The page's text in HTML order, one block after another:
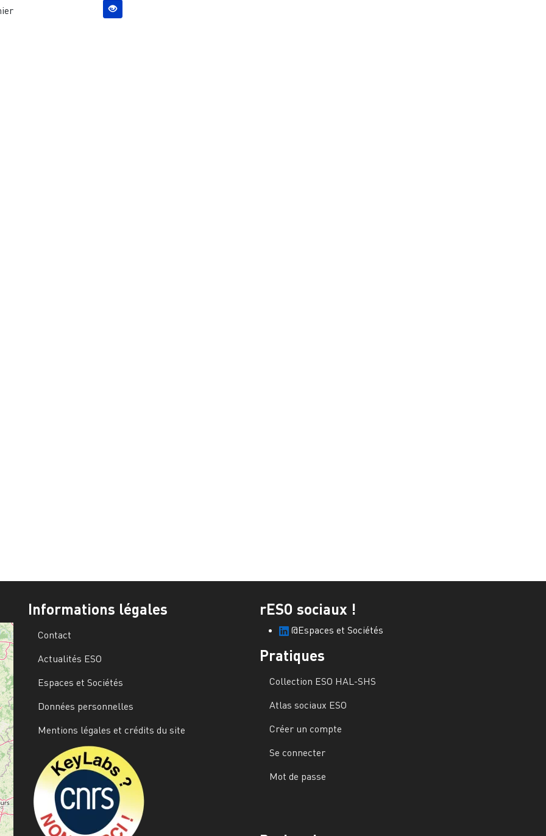
Informations légales
Contact
Actualités ESO
Espaces et Sociétés
Données personnelles
Mentions légales et crédits du site
rESO sociaux !
@Espaces et Sociétés
Pratiques
Collection ESO HAL-SHS
Atlas sociaux ESO
Créer un compte
Se connecter
Mot de passe